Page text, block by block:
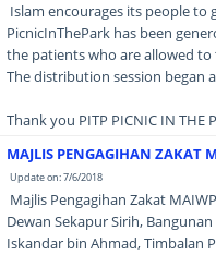
Islam encourages its people to
PicnicInThePark has been
the patients who are allowed to
The distribution session began
Thank you PITP PICNIC IN THE
MAJLIS PENGAGIHAN ZAKAT
Update on: 7/6/2018
Majlis Pengagihan Zakat
Dewan Sekapur Sirih,
Iskandar bin Ahmad, Timbalan